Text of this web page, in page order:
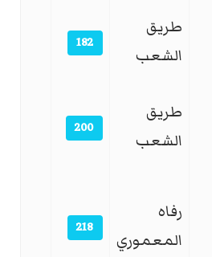
طريق
الشعب
182
طريق
الشعب
200
رفاه
المعموري
218